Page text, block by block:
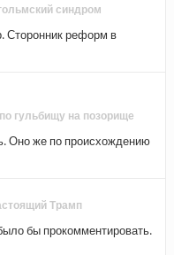
синдром
Сторонник реформ в
гульбищу на позорище
Оно же по происхождению
Трамп
бы прокомментировать.